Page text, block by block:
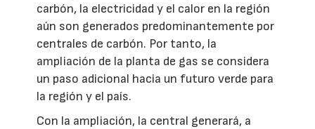
carbón, la electricidad y el calor en la región
aún son generados predominantemente por
centrales de carbón. Por tanto, la
ampliación de la planta de gas se considera
un paso adicional hacia un futuro verde para
la región y el país.
Con la ampliación, la central generará, a